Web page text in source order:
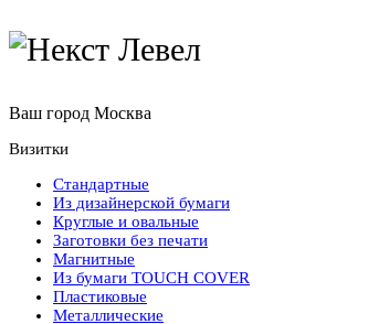
Ваш город Москва
Визитки
Стандартные
Из дизайнерской бумаги
Круглые и овальные
Заготовки без печати
Магнитные
Из бумаги TOUCH COVER
Пластиковые
Металлические